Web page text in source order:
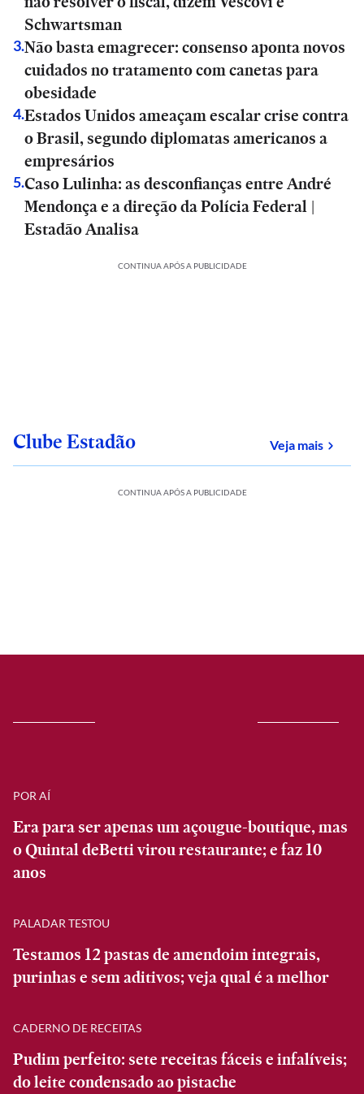
Schwartsman
3.Não basta emagrecer: consenso aponta novos
cuidados no tratamento com canetas para
obesidade
4.Estados Unidos ameaçam escalar crise contra
o Brasil, segundo diplomatas americanos a
empresários
5.Caso Lulinha: as desconfianças entre André
Mendonça e a direção da Polícia Federal |
Estadão Analisa
CONTINUA APÓS A PUBLICIDADE
Clube Estadão Veja maissobre
CONTINUA APÓS A PUBLICIDADE
POR AÍ
Era para ser apenas um açougue-boutique, mas
o Quintal deBetti virou restaurante; e faz 10
anos
PALADAR TESTOU
Testamos 12 pastas de amendoim integrais,
purinhas e sem aditivos; veja qual é a melhor
CADERNO DE RECEITAS
Pudim perfeito: sete receitas fáceis e infalíveis;
do leite condensado ao pistache